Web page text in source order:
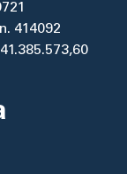
414092